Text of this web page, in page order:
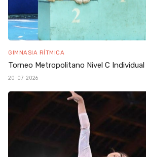
GIMNASIA RÍTMICA
Torneo Metropolitano Nivel C
20-07-2026